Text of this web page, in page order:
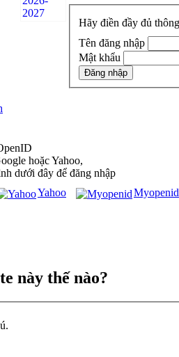
Hãy điền đầy đủ
Tên đăng nhập
Mật khẩu
hoặc Yahoo,
dưới đây để đăng nhập
Yahoo Myopenid
này thế nào?